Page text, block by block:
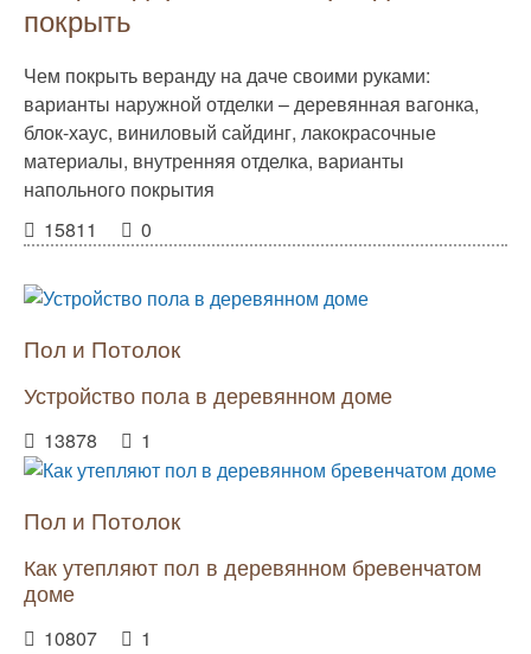
покрыть
Чем покрыть веранду на даче своими руками:
варианты наружной отделки – деревянная вагонка,
блок-хаус, виниловый сайдинг, лакокрасочные
материалы, внутренняя отделка, варианты
напольного покрытия
15811
0
Пол и Потолок
Устройство пола в деревянном доме
13878 1
Пол и Потолок
Как утепляют пол в деревянном бревенчатом
доме
10807 1